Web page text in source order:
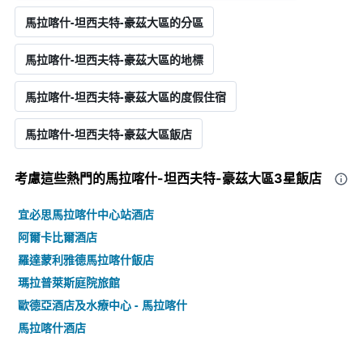
馬拉喀什-坦西夫特-豪茲大區的分區
馬拉喀什-坦西夫特-豪茲大區的地標
馬拉喀什-坦西夫特-豪茲大區的度假住宿
馬拉喀什-坦西夫特-豪茲大區飯店
考慮這些熱門的馬拉喀什-坦西夫特-豪茲大區3星​飯店
宜必思馬拉喀什中心站酒店
阿爾卡比爾酒店
羅達蒙利雅德馬拉喀什飯店
瑪拉普萊斯庭院旅館
歐德亞酒店及水療中心 - 馬拉喀什
馬拉喀什酒店